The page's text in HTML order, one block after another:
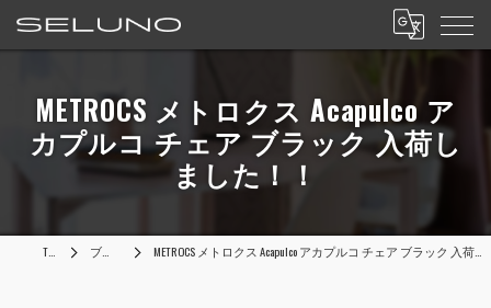
METROCS メトロクス Acapulco ア
カプルコ チェア ブラック 入荷し
ました！！
TOP ブログ METROCS メトロクス Acapulco アカプルコ チェア ブラック 入荷しました！！